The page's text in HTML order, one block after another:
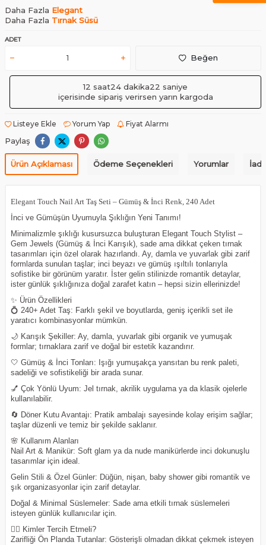
Daha Fazla Elegant
Daha Fazla Tırnak Süsü
ADET
Beğen
12 saat24 dakika22 saniye
içerisinde sipariş verirsen yarın kargoda
Listeye Ekle Yorum Yap Fiyat Alarmı
Paylaş
Ürün Açıklaması Ödeme Seçenekleri Yorumlar
Elegant Touch Nail Art Taş Seti – Gümüş & İnci Renk, 240 Adet
İnci ve Gümüşün Uyumuyla Şıklığın Yeni Tanımı!
Minimalizmle şıklığı kusursuzca buluşturan Elegant Touch Stylist –
Gem Jewels (Gümüş & İnci Karışık), sade ama dikkat çeken tırnak
tasarımları için özel olarak hazırlandı. Ay, damla ve yuvarlak gibi zarif
formlarda sunulan taşlar; inci beyazı ve gümüş ışıltılı tonlarıyla
sofistike bir görünüm yaratır. İster gelin stilinizde romantik detaylar,
ister günlük şıklığınıza doğal zarafet katın – hepsi sizin ellerinizde!
✨ Ürün Özellikleri
💍 240+ Adet Taş: Farklı şekil ve boyutlarda, geniş içerikli set ile
yaratıcı kombinasyonlar mümkün.
🌙 Karışık Şekiller: Ay, damla, yuvarlak gibi organik ve yumuşak
formlar; tırnaklara zarif ve doğal bir estetik kazandırır.
🤍 Gümüş & İnci Tonları: Işığı yumuşakça yansıtan bu renk paleti,
sadeliği ve sofistikeliği bir arada sunar.
💅 Çok Yönlü Uyum: Jel tırnak, akrilik uygulama ya da klasik ojelerle
kullanılabilir.
🔄 Döner Kutu Avantajı: Pratik ambalajı sayesinde kolay erişim sağlar;
taşlar düzenli ve temiz bir şekilde saklanır.
🌸 Kullanım Alanları
Nail Art & Manikür: Soft glam ya da nude manikürlerde inci dokunuşlu
tasarımlar için ideal.
Gelin Stili & Özel Günler: Düğün, nişan, baby shower gibi romantik ve
şık organizasyonlar için zarif detaylar.
Doğal & Minimal Süslemeler: Sade ama etkili tırnak süslemeleri
isteyen günlük kullanıcılar için.
👰‍♀️ Kimler Tercih Etmeli?
Zarifliği Ön Planda Tutanlar: Gösterişli olmadan dikkat çekmek isteyen